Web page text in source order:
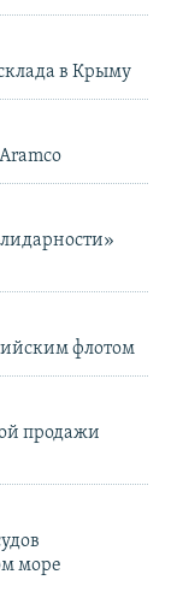
в Крыму
флотом
продажи
море